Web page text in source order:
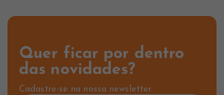
Quer ficar por dentro
das novidades?
Cadastre-se na nossa newsletter.